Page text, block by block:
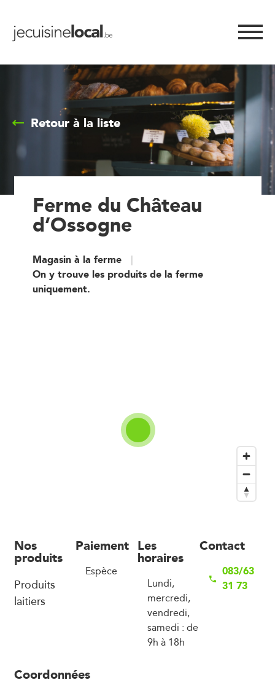
Retour à la liste
Ferme du Château
d’Ossogne
Magasin à la ferme
On y trouve les produits de la ferme
uniquement.
Nos
produits
Produits
laitiers
Paiement
Espèce
Les
horaires
Lundi,
mercredi,
vendredi,
samedi : de
9h à 18h
Contact
083/63
31 73
Coordonnées